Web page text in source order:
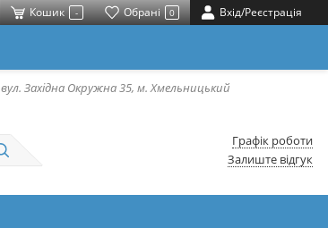
Кошик - Обрані 0 Вхід/Реєстрація
вул. Західна Окружна 35, м. Хмельницький
Графік роботи
Залиште відгук